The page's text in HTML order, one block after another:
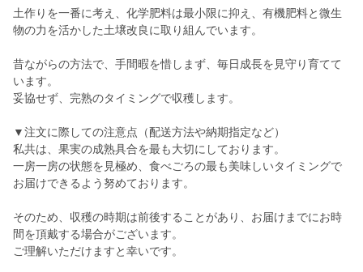
土作りを一番に考え、化学肥料は最小限に抑え、有機肥料と微生
物の力を活かした土壌改良に取り組んでいます。
昔ながらの方法で、手間暇を惜しまず、毎日成長を見守り育てて
います。
妥協せず、完熟のタイミングで収穫します。
▼注文に際しての注意点（配送方法や納期指定など）
私共は、果実の成熟具合を最も大切にしております。
一房一房の状態を見極め、食べごろの最も美味しいタイミングで
お届けできるよう努めております。
そのため、収穫の時期は前後することがあり、お届けまでにお時
間を頂戴する場合がございます。
ご理解いただけますと幸いです。